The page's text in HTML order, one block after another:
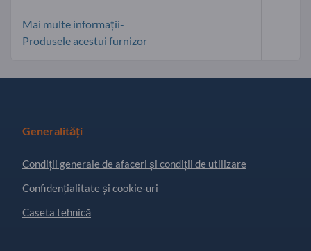
Mai multe informații-
Produsele acestui furnizor
Generalități
Condiţii generale de afaceri și condiții de utilizare
Confidențialitate și cookie-uri
Caseta tehnică